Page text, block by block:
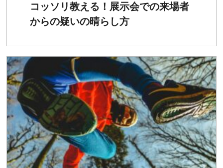
コッソリ教える！展示会での来場者
からの疑いの晴らし方